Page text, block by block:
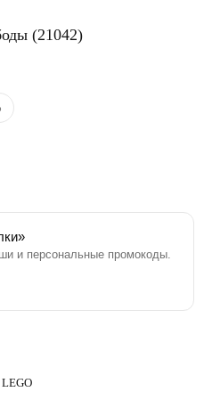
(21042)
и персональные промокоды.
LEGO